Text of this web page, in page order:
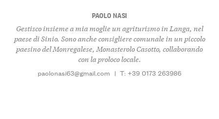
PAOLO NASI
Gestisco insieme a mia moglie un agriturismo in Langa, nel
paese di Sinio. Sono anche consigliere comunale in un piccolo
paesino del Monregalese, Monasterolo Casotto, collaborando
con la proloco locale.
paolonasi63@gmail.com | T: +39 0173 263986